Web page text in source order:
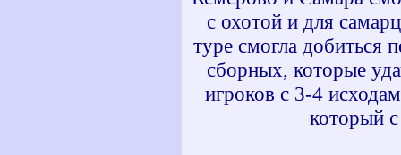
с охотой и для
туре смогла добиться
сборных, которые
игроков с 3-4
который